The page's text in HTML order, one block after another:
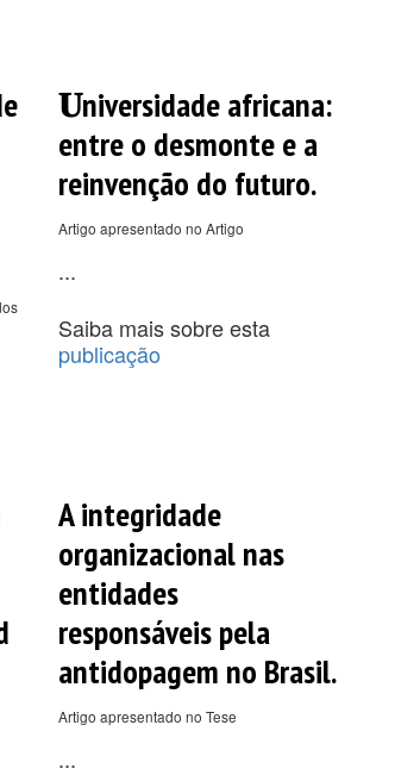
𝐔niversidade africana:
entre o desmonte e a
reinvenção do futuro.
Artigo apresentado no Artigo
...
Saiba mais sobre esta
publicação
A integridade
organizacional nas
entidades
responsáveis pela
antidopagem no Brasil.
Artigo apresentado no Tese
...